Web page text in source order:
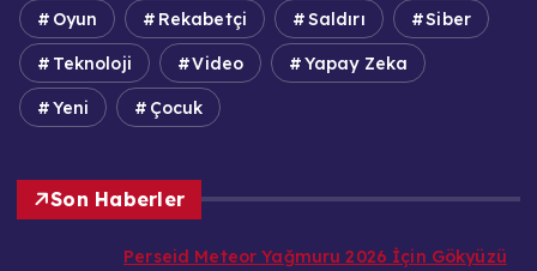
Oyun Rekabetçi Saldırı Siber
Teknoloji Video Yapay Zeka
Yeni Çocuk
Son Haberler
Perseid Meteor Yağmuru 2026 İçin Gökyüzü